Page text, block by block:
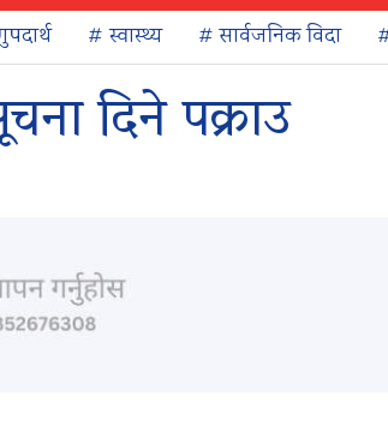
# स्वास्थ्य # सार्वजनिक विदा
दिने पक्राउ